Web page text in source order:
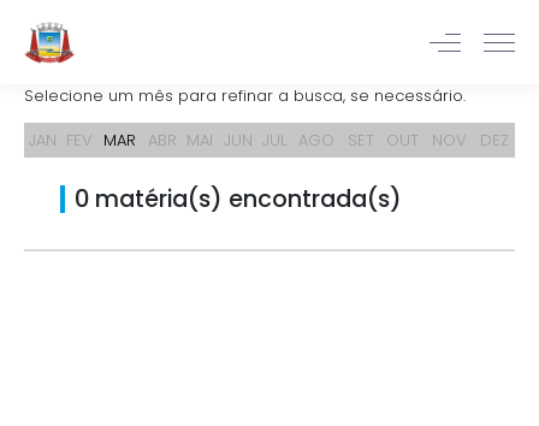
Selecione um mês para refinar a busca, se necessário.
JAN FEV MAR ABR MAI JUN JUL AGO SET OUT NOV DEZ
0 matéria(s) encontrada(s)